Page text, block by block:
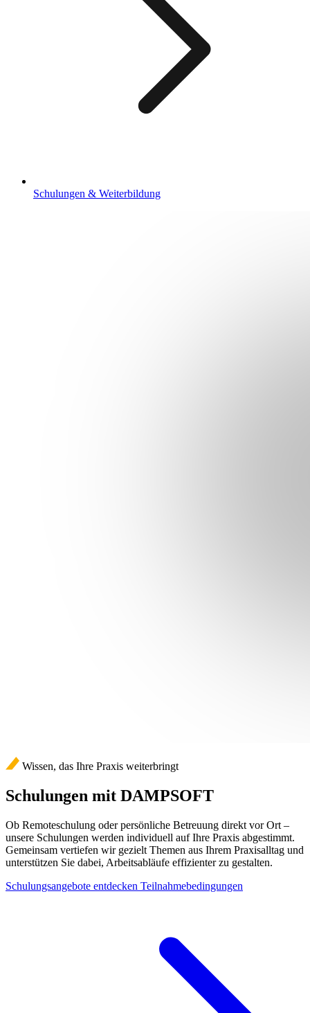
Schulungen & Weiterbildung
Wissen, das Ihre Praxis weiterbringt
Schulungen mit DAMPSOFT
Ob Remoteschulung oder persönliche Betreuung direkt vor Ort –
unsere Schulungen werden individuell auf Ihre Praxis abgestimmt.
Gemeinsam vertiefen wir gezielt Themen aus Ihrem Praxisalltag und
unterstützen Sie dabei, Arbeitsabläufe effizienter zu gestalten.
Schulungsangebote entdecken Teilnahmebedingungen